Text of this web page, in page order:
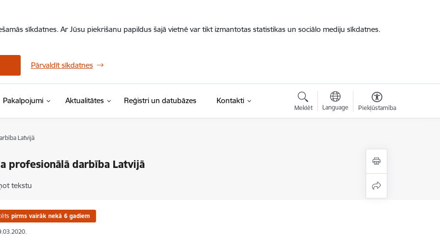
sīkdatnes. Ar Jūsu piekrišanu papildus šajā vietnē var tikt izmantotas statistikas un sociālo mediju sīkdatnes.
Pārvaldīt sīkdatnes
Pakalpojumi Aktualitātes Reģistri un datubāzes Kontakti
Meklēt Language Piekļūstamība
Latvijā
profesionālā darbība Latvijā
tekstu
pirms vairāk nekā 6 gadiem